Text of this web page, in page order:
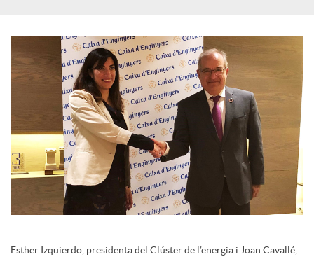
l
Esther Izquierdo, presidenta del Clúster de l’energia i Joan Cavallé,